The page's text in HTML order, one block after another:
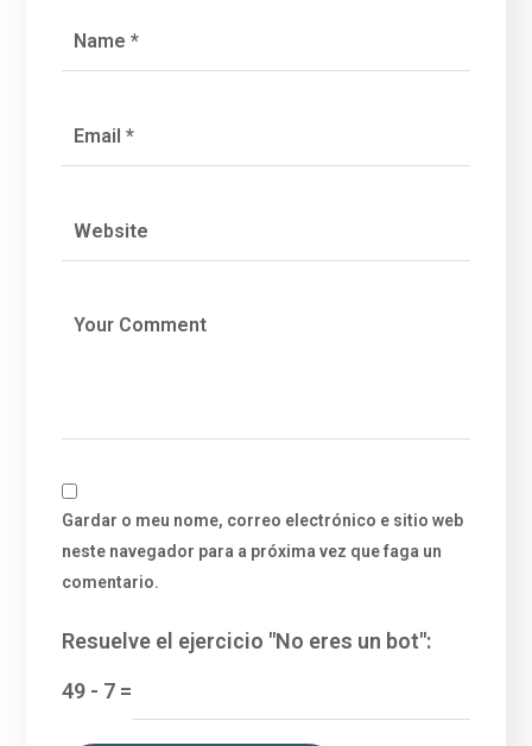
Gardar o meu nome, correo electrónico e sitio web
neste navegador para a próxima vez que faga un
comentario.
Resuelve el ejercicio "No eres un bot":
49 - 7 =